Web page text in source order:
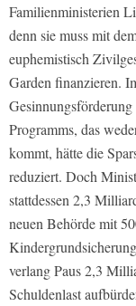
Familienministerien
denn sie muss mit
euphemistisch
Garden finanzieren.
Programms, das
kommt, hätte die
reduziert. Doch
stattdessen 2,3
neuen Behörde mit
verlang Paus 2,3
Schuldenlast